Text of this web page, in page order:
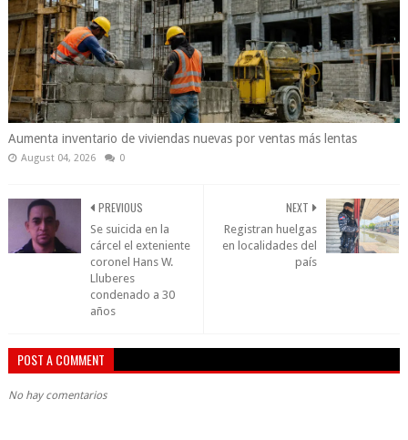
Aumenta inventario de viviendas nuevas por ventas más lentas
August 04, 2026 0
NEXT
Registran huelgas
en localidades del
país
PREVIOUS
Se suicida en la
cárcel el exteniente
coronel Hans W.
Lluberes
condenado a 30
años
POST A COMMENT
No hay comentarios